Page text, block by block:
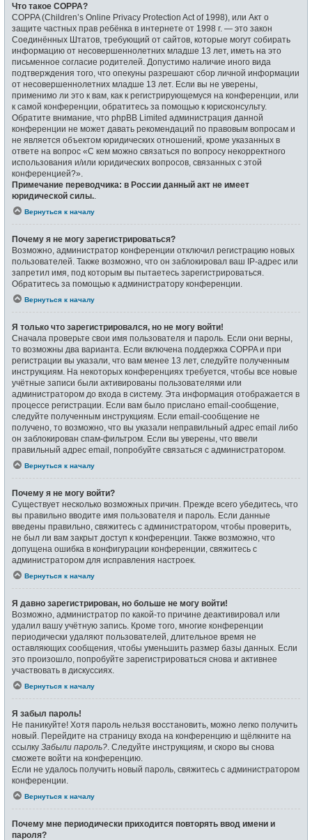
Что такое COPPA?
COPPA (Children’s Online Privacy Protection Act of 1998), или Акт о
защите частных прав ребёнка в интернете от 1998 г. — это закон
Соединённых Штатов, требующий от сайтов, которые могут собирать
информацию от несовершеннолетних младше 13 лет, иметь на это
письменное согласие родителей. Допустимо наличие иного вида
подтверждения того, что опекуны разрешают сбор личной информации
от несовершеннолетних младше 13 лет. Если вы не уверены,
применимо ли это к вам, как к регистрирующемуся на конференции, или
к самой конференции, обратитесь за помощью к юрисконсульту.
Обратите внимание, что phpBB Limited администрация данной
конференции не может давать рекомендаций по правовым вопросам и
не является объектом юридических отношений, кроме указанных в
ответе на вопрос «С кем можно связаться по вопросу некорректного
использования и/или юридических вопросов, связанных с этой
конференцией?».
Примечание переводчика: в России данный акт не имеет
юридической силы.
Вернуться к началу
Почему я не могу зарегистрироваться?
Возможно, администратор конференции отключил регистрацию новых
пользователей. Также возможно, что он заблокировал ваш IP-адрес или
запретил имя, под которым вы пытаетесь зарегистрироваться.
Обратитесь за помощью к администратору конференции.
Вернуться к началу
Я только что зарегистрировался, но не могу войти!
Сначала проверьте свои имя пользователя и пароль. Если они верны,
то возможны два варианта. Если включена поддержка COPPA и при
регистрации вы указали, что вам менее 13 лет, следуйте полученным
инструкциям. На некоторых конференциях требуется, чтобы все новые
учётные записи были активированы пользователями или
администратором до входа в систему. Эта информация отображается в
процессе регистрации. Если вам было прислано email-сообщение,
следуйте полученным инструкциям. Если email-сообщение не
получено, то возможно, что вы указали неправильный адрес email либо
он заблокирован спам-фильтром. Если вы уверены, что ввели
правильный адрес email, попробуйте связаться с администратором.
Вернуться к началу
Почему я не могу войти?
Существует несколько возможных причин. Прежде всего убедитесь, что
вы правильно вводите имя пользователя и пароль. Если данные
введены правильно, свяжитесь с администратором, чтобы проверить,
не был ли вам закрыт доступ к конференции. Также возможно, что
допущена ошибка в конфигурации конференции, свяжитесь с
администратором для исправления настроек.
Вернуться к началу
Я давно зарегистрирован, но больше не могу войти!
Возможно, администратор по какой-то причине деактивировал или
удалил вашу учётную запись. Кроме того, многие конференции
периодически удаляют пользователей, длительное время не
оставляющих сообщения, чтобы уменьшить размер базы данных. Если
это произошло, попробуйте зарегистрироваться снова и активнее
участвовать в дискуссиях.
Вернуться к началу
Я забыл пароль!
Не паникуйте! Хотя пароль нельзя восстановить, можно легко получить
новый. Перейдите на страницу входа на конференцию и щёлкните на
ссылку Забыли пароль? . Следуйте инструкциям, и скоро вы снова
сможете войти на конференцию.
Если не удалось получить новый пароль, свяжитесь с администратором
конференции.
Вернуться к началу
Почему мне периодически приходится повторять ввод имени и
пароля?